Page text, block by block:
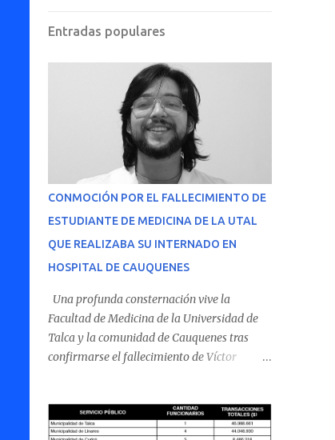
Entradas populares
CONMOCIÓN POR EL FALLECIMIENTO DE
ESTUDIANTE DE MEDICINA DE LA UTAL
QUE REALIZABA SU INTERNADO EN
HOSPITAL DE CAUQUENES
Una profunda consternación vive la
Facultad de Medicina de la Universidad de
Talca y la comunidad de Cauquenes tras
confirmarse el fallecimiento de Víctor
Cauquenes. De acuerdo con los antecedentes
conocidos, el joven se presentó a cumplir su